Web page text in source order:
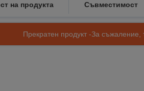
на продукта Съвместимост
Прекратен продукт -За